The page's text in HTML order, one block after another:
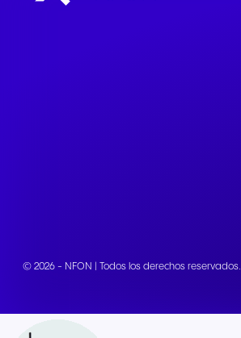
© 2026 - NFON | Todos los derechos reservados.